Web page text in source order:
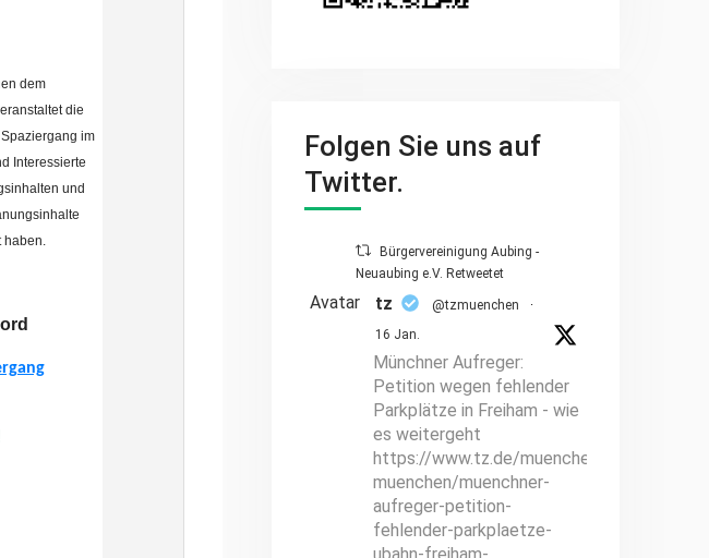
Folgen Sie uns auf
Twitter.
Bürgervereinigung Aubing -
Neuaubing e.V. Retweetet
Avatar tz @tzmuenchen
·
16 Jan.
Münchner Aufreger:
Petition wegen fehlender
Parkplätze in Freiham - wie
es weitergeht
https://www.tz.de/muenchen/stadt/hallo-
muenchen/muenchner-
aufreger-petition-
fehlender-parkplaetze-